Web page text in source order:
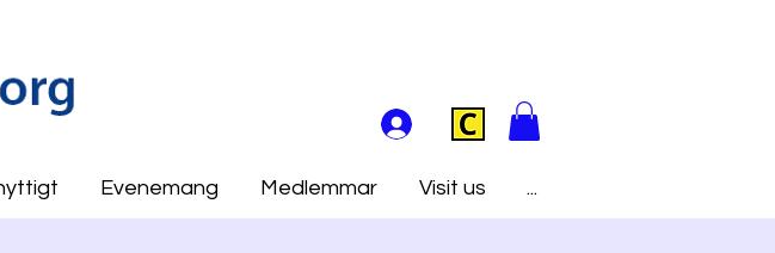
Evenemang Medlemmar Visit us ...